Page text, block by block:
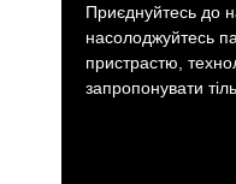
Приєднуйтесь до
насолоджуйтесь
пристрастю,
запропонувати